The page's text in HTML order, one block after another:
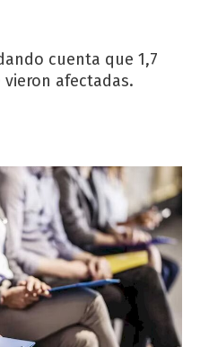
cuenta que 1,7
afectadas.